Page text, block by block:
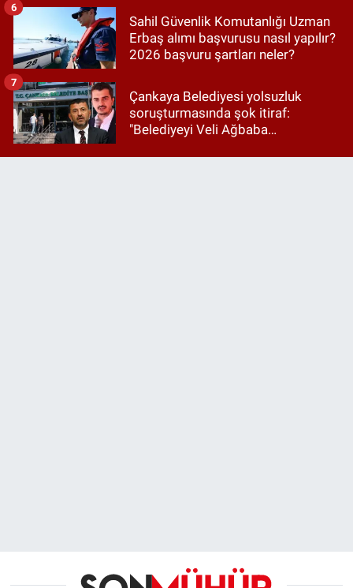
Sahil Güvenlik Komutanlığı Uzman
Erbaş alımı başvurusu nasıl yapılır?
2026 başvuru şartları neler?
6
Çankaya Belediyesi yolsuzluk
soruşturmasında şok itiraf:
"Belediyeyi Veli Ağbaba
7